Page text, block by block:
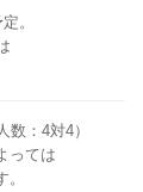
。
数：4対4）
っては